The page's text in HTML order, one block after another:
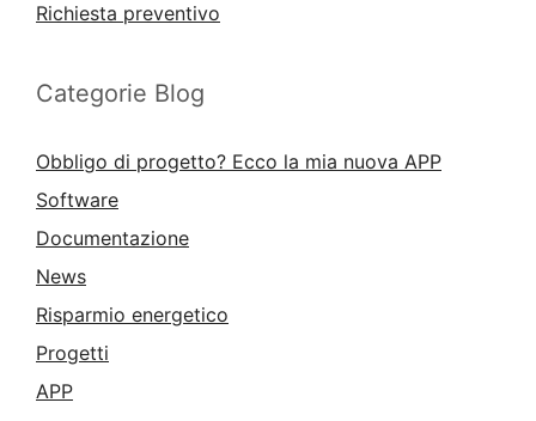
Richiesta preventivo
Categorie Blog
Obbligo di progetto? Ecco la mia nuova APP
Software
Documentazione
News
Risparmio energetico
Progetti
APP